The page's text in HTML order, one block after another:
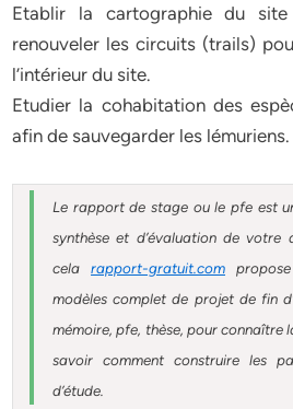
Etablir la cartographie du
renouveler les circuits (trails)
l’intérieur du site.
Etudier la cohabitation des
afin de sauvegarder les lémuriens.
Le rapport de stage ou le pfe est
synthèse et d’évaluation de votre
celarapport-gratuit.com
modèles complet de projet de fin
mémoire, pfe, thèse, pour connaître
savoir comment construire les
d’étude.